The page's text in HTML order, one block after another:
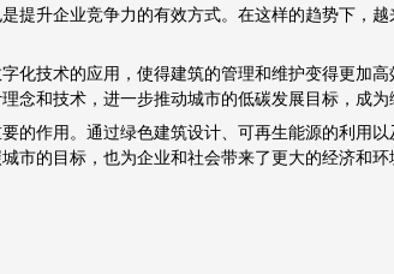
提升企业竞争力的有效方式。在这样的趋势下，
化技术的应用，使得建筑的管理和维护变得更加
和技术，进一步推动城市的低碳发展目标，成为
的作用。通过绿色建筑设计、可再生能源的利用
市的目标，也为企业和社会带来了更大的经济和环